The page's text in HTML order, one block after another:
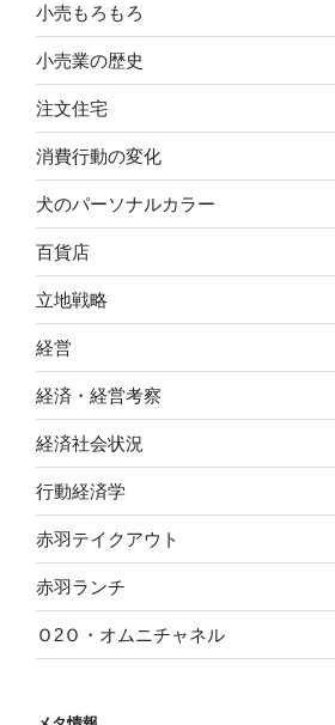
小売もろもろ
小売業の歴史
注文住宅
消費行動の変化
犬のパーソナルカラー
百貨店
立地戦略
経営
経済・経営考察
経済社会状況
行動経済学
赤羽テイクアウト
赤羽ランチ
Ｏ2Ｏ・オムニチャネル